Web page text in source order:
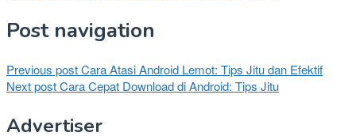
Post navigation
Previous postCara Atasi Android Lemot: Tips Jitu dan Efektif
Next postCara Cepat Download di Android: Tips Jitu
Advertiser